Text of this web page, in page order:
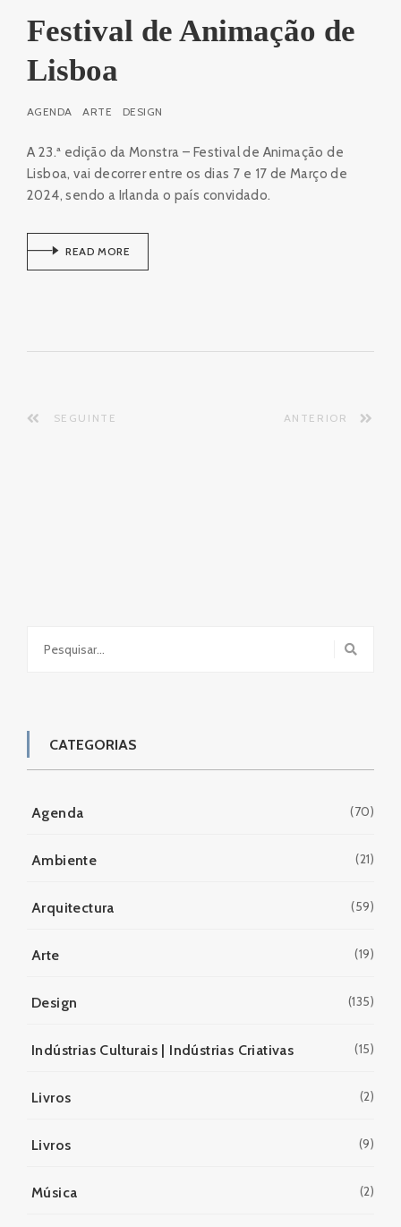
Festival de Animação de
Lisboa
AGENDA ARTE DESIGN
A 23.ª edição da Monstra – Festival de Animação de
Lisboa, vai decorrer entre os dias 7 e 17 de Março de
2024, sendo a Irlanda o país convidado.
READ MORE
SEGUINTE ANTERIOR
for:
CATEGORIAS
Agenda (70)
Ambiente (21)
Arquitectura (59)
Arte (19)
Design (135)
Indústrias Culturais | Indústrias Criativas (15)
Livros (2)
Livros (9)
Música (2)